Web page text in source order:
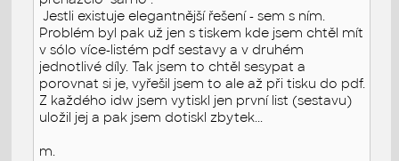
Jestli existuje elegantnější řešení - sem s ním.
Problém byl pak už jen s tiskem kde jsem chtěl mít
v sólo více-listém pdf sestavy a v druhém
jednotlivé díly. Tak jsem to chtěl sesypat a
porovnat si je, vyřešil jsem to ale až při tisku do pdf.
Z každého idw jsem vytiskl jen první list (sestavu)
uložil jej a pak jsem dotiskl zbytek...
m.